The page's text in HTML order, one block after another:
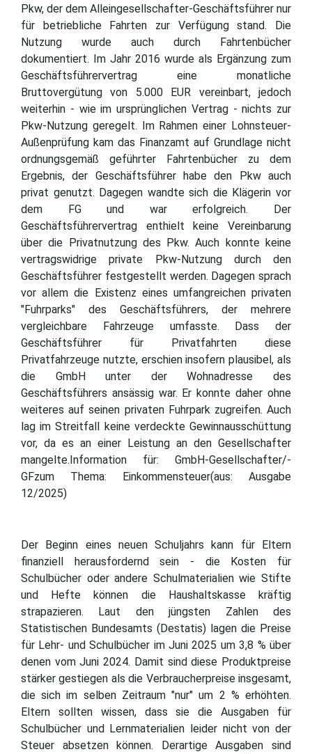
Pkw, der dem Alleingesellschafter-Geschäftsführer nur
für betriebliche Fahrten zur Verfügung stand. Die
Nutzung wurde auch durch Fahrtenbücher
dokumentiert. Im Jahr 2016 wurde als Ergänzung zum
Geschäftsführervertrag eine monatliche
Bruttovergütung von 5.000 EUR vereinbart, jedoch
weiterhin - wie im ursprünglichen Vertrag - nichts zur
Pkw-Nutzung geregelt. Im Rahmen einer Lohnsteuer-
Außenprüfung kam das Finanzamt auf Grundlage nicht
ordnungsgemäß geführter Fahrtenbücher zu dem
Ergebnis, der Geschäftsführer habe den Pkw auch
privat genutzt. Dagegen wandte sich die Klägerin vor
dem FG und war erfolgreich. Der
Geschäftsführervertrag enthielt keine Vereinbarung
über die Privatnutzung des Pkw. Auch konnte keine
vertragswidrige private Pkw-Nutzung durch den
Geschäftsführer festgestellt werden. Dagegen sprach
vor allem die Existenz eines umfangreichen privaten
"Fuhrparks" des Geschäftsführers, der mehrere
vergleichbare Fahrzeuge umfasste. Dass der
Geschäftsführer für Privatfahrten diese
Privatfahrzeuge nutzte, erschien insofern plausibel, als
die GmbH unter der Wohnadresse des
Geschäftsführers ansässig war. Er konnte daher ohne
weiteres auf seinen privaten Fuhrpark zugreifen. Auch
lag im Streitfall keine verdeckte Gewinnausschüttung
vor, da es an einer Leistung an den Gesellschafter
mangelte.Information für: GmbH-Gesellschafter/-
GFzum Thema: Einkommensteuer(aus: Ausgabe
12/2025)
Der Beginn eines neuen Schuljahrs kann für Eltern
finanziell herausfordernd sein - die Kosten für
Schulbücher oder andere Schulmaterialien wie Stifte
und Hefte können die Haushaltskasse kräftig
strapazieren. Laut den jüngsten Zahlen des
Statistischen Bundesamts (Destatis) lagen die Preise
für Lehr- und Schulbücher im Juni 2025 um 3,8 % über
denen vom Juni 2024. Damit sind diese Produktpreise
stärker gestiegen als die Verbraucherpreise insgesamt,
die sich im selben Zeitraum "nur" um 2 % erhöhten.
Eltern sollten wissen, dass sie die Ausgaben für
Schulbücher und Lernmaterialien leider nicht von der
Steuer absetzen können. Derartige Ausgaben sind